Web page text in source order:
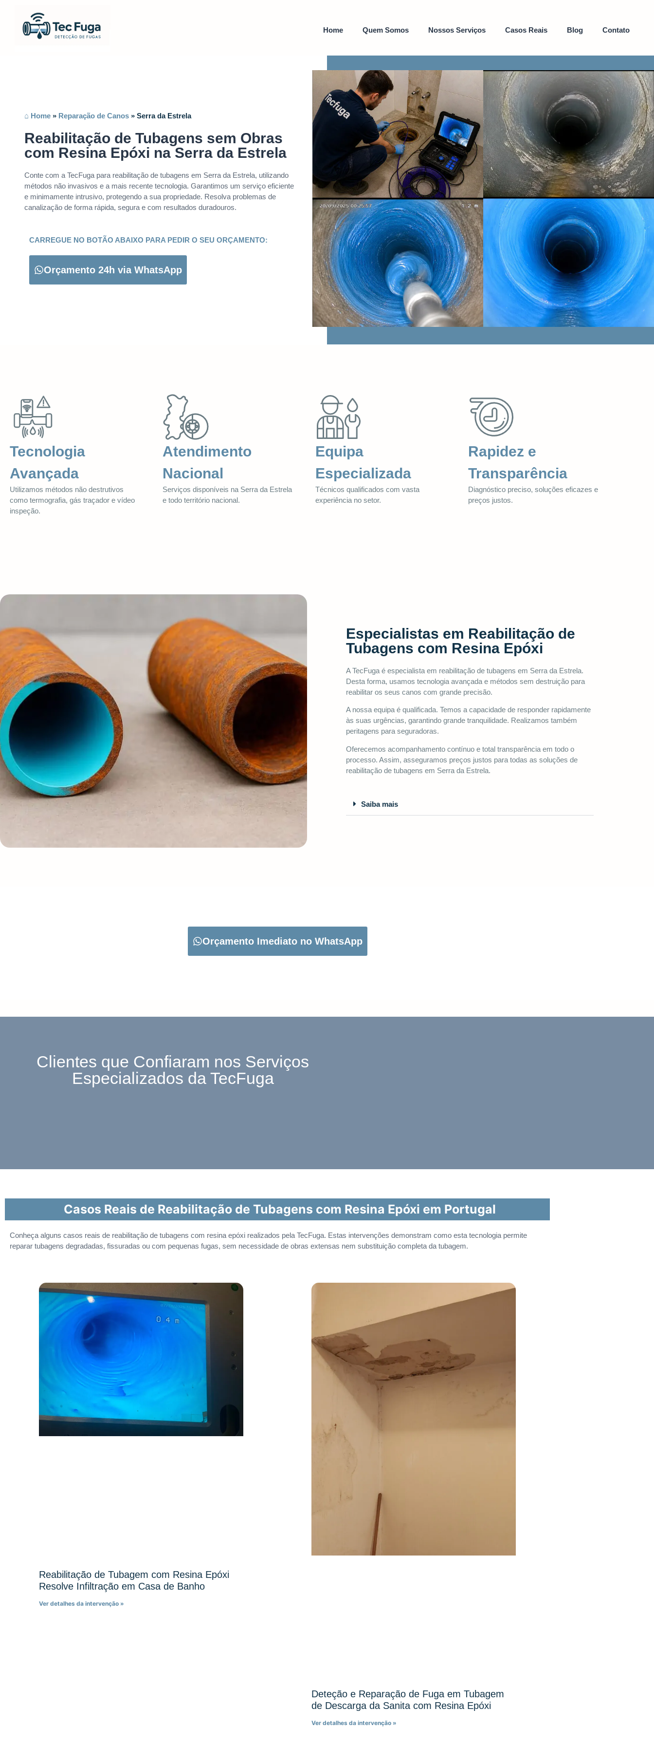
Home Quem Somos Nossos Serviços Casos Reais Blog Contato
⌂ Home » Reparação de Canos » Serra da Estrela
Reabilitação de Tubagens sem Obras
com Resina Epóxi na Serra da Estrela
Conte com a TecFuga para reabilitação de tubagens em Serra da Estrela, utilizando
métodos não invasivos e a mais recente tecnologia. Garantimos um serviço eficiente
e minimamente intrusivo, protegendo a sua propriedade. Resolva problemas de
canalização de forma rápida, segura e com resultados duradouros.
CARREGUE NO BOTÃO ABAIXO PARA PEDIR O SEU ORÇAMENTO:
Orçamento 24h via WhatsApp
Tecnologia
Avançada
Utilizamos métodos não destrutivos
como termografia, gás traçador e vídeo
inspeção.
Atendimento
Nacional
Serviços disponíveis na Serra da Estrela
e todo território nacional.
Equipa
Especializada
Técnicos qualificados com vasta
experiência no setor.
Rapidez e
Transparência
Diagnóstico preciso, soluções eficazes e
preços justos.
Especialistas em Reabilitação de
Tubagens com Resina Epóxi
A TecFuga é especialista em reabilitação de tubagens em Serra da Estrela.
Desta forma, usamos tecnologia avançada e métodos sem destruição para
reabilitar os seus canos com grande precisão.
A nossa equipa é qualificada. Temos a capacidade de responder rapidamente
às suas urgências, garantindo grande tranquilidade. Realizamos também
peritagens para seguradoras.
Oferecemos acompanhamento contínuo e total transparência em todo o
processo. Assim, asseguramos preços justos para todas as soluções de
reabilitação de tubagens em Serra da Estrela.
Saiba mais
Orçamento Imediato no WhatsApp
Clientes que Confiaram nos Serviços
Especializados da TecFuga
Casos Reais de Reabilitação de Tubagens com Resina Epóxi em Portugal
Conheça alguns casos reais de reabilitação de tubagens com resina epóxi realizados pela TecFuga. Estas intervenções demonstram como esta tecnologia permite
reparar tubagens degradadas, fissuradas ou com pequenas fugas, sem necessidade de obras extensas nem substituição completa da tubagem.
Reabilitação de Tubagem com Resina Epóxi
Resolve Infiltração em Casa de Banho
Ver detalhes da intervenção »
Deteção e Reparação de Fuga em Tubagem
de Descarga da Sanita com Resina Epóxi
Ver detalhes da intervenção »